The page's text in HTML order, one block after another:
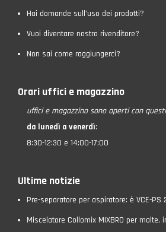
Hai domande sull’uso dei prodotti?
Vuoi diventare nostro rivenditore?
Non sai come raggiungerci?
Orari uffici e magazzino
uffici e magazzino sono aperti con
da lunedì a venerdì:
8:30-12:30 e 14:00-17:00
Ultime notizie
Pre-separatore per aspiratore: è VCE-PS
Miscelatore Collomix MIXBRO per malte,